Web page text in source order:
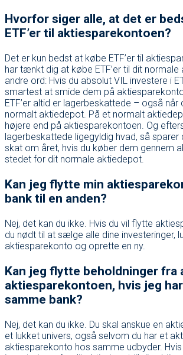
Hvorfor siger alle, at det er
ETF’er til aktiesparekontoen?
Det er kun bedst at købe ETF’er til
har tænkt dig at købe ETF’er til dit
andre ord: Hvis du absolut VIL investere i
smartest at smide dem på
ETF’er altid er lagerbeskattede – også når
normalt aktiedepot. På et normalt
højere end på aktiesparekontoen. Og
lagerbeskattede ligegyldig hvad, så sparer
skat om året, hvis du køber dem gennem
stedet for dit normale aktiedepot.
Kan jeg flytte min
bank til en anden?
Nej, det kan du ikke. Hvis du vil flytte
du nødt til at sælge alle dine investeringer,
aktiesparekonto og oprette en ny.
Kan jeg flytte beholdninger fra
aktiesparekontoen, hvis jeg
samme bank?
Nej, det kan du ikke. Du skal anskue en
et lukket univers, også selvom du har et
aktiesparekonto hos samme udbyder.